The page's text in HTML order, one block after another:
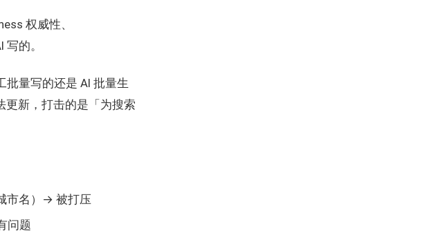
权威性、
的。
批量写的还是 AI 批量生
更新，打击的是「为搜索
市名）→ 被打压
问题